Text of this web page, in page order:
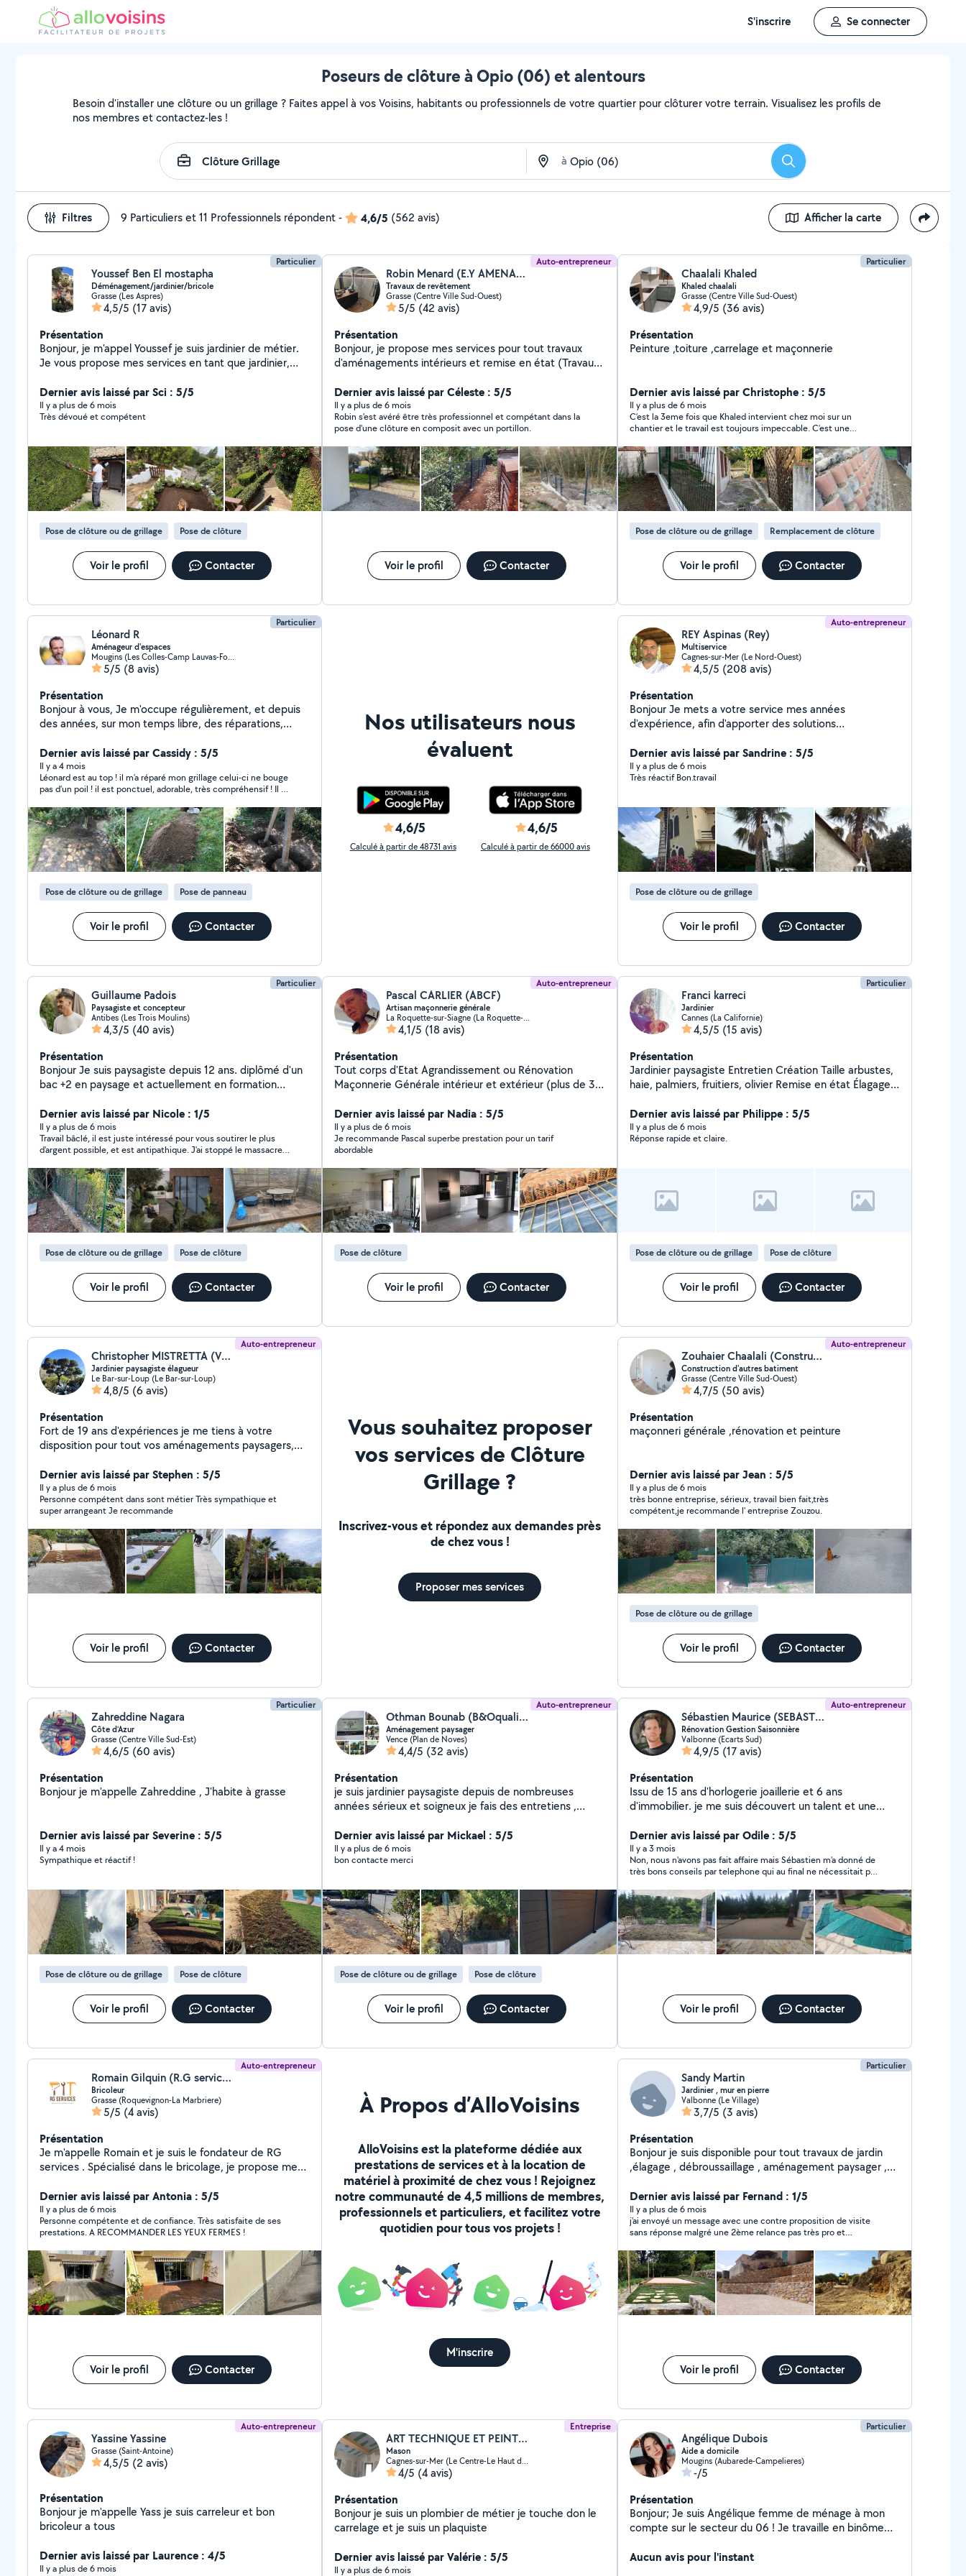
S'inscrire Se connecter
Poseurs de clôture à Opio (06) et alentours
Besoin d'installer une clôture ou un grillage ? Faites appel à vos Voisins, habitants ou professionnels de votre quartier pour clôturer votre terrain. Visualisez les profils de
nos membres et contactez-les !
à Rechercher
Filtres 9 Particuliers et 11 Professionnels répondent- 4,6/5 (562 avis) Afficher la carte
Particulier
Youssef Ben El mostapha
Déménagement/jardinier/bricole
Grasse (Les Aspres)
4,5/5 (17 avis)
Présentation
Bonjour, je m'appel Youssef je suis jardinier de métier.
Je vous propose mes services en tant que jardinier,
carrelage, montage de meuble, peinture
Dernier avis laissé par Sci : 5/5
Il y a plus de 6 mois
Très dévoué et compétent
Pose de clôture ou de grillage Pose de clôture
Voir le profil Contacter
Auto-entrepreneur
Robin Menard (E.Y AMENAGEMENT ET RENOVATION)
Travaux de revêtement
Grasse (Centre Ville Sud-Ouest)
5/5 (42 avis)
Présentation
Bonjour, je propose mes services pour tout travaux
d'aménagements intérieurs et remise en état (Travaux
et également je propose mes services pour
l'aménagement extérieur ( créations en maçonnerie:
clôture ,escalier, dalle, chape et leurs revêtements de
sols ).
Dernier avis laissé par Céleste : 5/5
Il y a plus de 6 mois
Robin s'est avéré être très professionnel et compétant dans la
pose d'une clôture en composit avec un portillon.
Voir le profil Contacter
Particulier
Chaalali Khaled
Khaled chaalali
Grasse (Centre Ville Sud-Ouest)
4,9/5 (36 avis)
Présentation
Peinture ,toiture ,carrelage et maçonnerie
Dernier avis laissé par Christophe : 5/5
Il y a plus de 6 mois
C’est la 3eme fois que Khaled intervient chez moi sur un
chantier et le travail est toujours impeccable. C’est une
toujours impeccable.
Pose de clôture ou de grillage Remplacement de clôture
Voir le profil Contacter
Particulier
Léonard R
Aménageur d'espaces
Mougins (Les Colles-Camp Lauvas-Font de l'Orme)
5/5 (8 avis)
Présentation
Bonjour à vous, Je m'occupe régulièrement, et depuis
des années, sur mon temps libre, des réparations,
famille et mes amis. Je suis véhiculé et outillé,
soigneux, rigoureux, et aussi à l'écoute de vos projets
plus artistiques. Je suis également très efficace au
jardin. Ma spécialité : le rangement et l'aménagement
pratique des espaces type atelier, garage,
dépendances. Mes compétences en aménagement et
bricolage ont été acquises tout au long de ma carrière
dans l'industrie cinématographique, qui réunit de
nombreux corps de métiers. La discipline et la
précision sont des valeurs indispensables à ces
professions. J'ai été amené a faire preuve
d'improvisation, d'ingéniosité, et à connaitre de
nombreuses techniques et différents matériaux. N.B :
Inscrit sur AlloVoisins depuis 2017, mon activité
proposer mes services. Merci de m'avoir lu, au plaisir de
Dernier avis laissé par Cassidy : 5/5
Il y a 4 mois
Léonard est au top ! il m’a réparé mon grillage celui-ci ne bouge
pas d’un poil ! il est ponctuel, adorable, très compréhensif ! Il a
et Léonard on se voit bientôt 😀😀😀
Pose de clôture ou de grillage Pose de panneau
Voir le profil Contacter
Nos utilisateurs nous
évaluent
4,6/5
Calculé à partir de 48731 avis
4,6/5
Calculé à partir de 66000 avis
Auto-entrepreneur
REY Aspinas (Rey)
Multiservice
Cagnes-sur-Mer (Le Nord-Ouest)
4,5/5 (208 avis)
Présentation
Bonjour Je mets a votre service mes années
d'expérience, afin d'apporter des solutions
Déplacement et devis gratuit Pour plus de
renseignement nous contacter
Dernier avis laissé par Sandrine : 5/5
Il y a plus de 6 mois
Très réactif Bon.travail
Pose de clôture ou de grillage
Voir le profil Contacter
Particulier
Guillaume Padois
Paysagiste et concepteur
Antibes (Les Trois Moulins)
4,3/5 (40 avis)
Présentation
Bonjour Je suis paysagiste depuis 12 ans. diplômé d'un
bac +2 en paysage et actuellement en formation
complet et manuel que ce soit en conception,
création, entretien ou encore montage de meuble en
kit. je suis sérieux, professionnel, ponctuel, soigneux,
travail de façons organisé. Je serrai ravi de vous aider.
Dernier avis laissé par Nicole : 1/5
Il y a plus de 6 mois
Travail bâclé, il est juste intéressé pour vous soutirer le plus
d'argent possible, et est antipathique. J'ai stoppé le massacre
Pose de clôture ou de grillage Pose de clôture
Voir le profil Contacter
Auto-entrepreneur
Pascal CARLIER (ABCF)
Artisan maçonnerie générale
La Roquette-sur-Siagne (La Roquette-sur-Siagne)
4,1/5 (18 avis)
Présentation
Tout corps d'Etat Agrandissement ou Rénovation
Maçonnerie Générale intérieur et extérieur (plus de 30
Dernier avis laissé par Nadia : 5/5
Il y a plus de 6 mois
Je recommande Pascal superbe prestation pour un tarif
abordable
Pose de clôture
Voir le profil Contacter
Particulier
Franci karreci
Jardinier
Cannes (La Californie)
4,5/5 (15 avis)
Présentation
Jardinier paysagiste Entretien Création Taille arbustes,
haie, palmiers, fruitiers, olivier Remise en état Élagage,
réparation, réglage, vérification ) Traitement palmiers
et phytosanitaires Bricoleur (connaissance en
plomberie, électricité, petite maçonnerie, des petits
Dernier avis laissé par Philippe : 5/5
Il y a plus de 6 mois
Réponse rapide et claire.
Pose de clôture ou de grillage Pose de clôture
Voir le profil Contacter
Auto-entrepreneur
Christopher MISTRETTA (VERT NATURE Christopher)
Jardinier paysagiste élagueur
Le Bar-sur-Loup (Le Bar-sur-Loup)
4,8/5 (6 avis)
Présentation
Fort de 19 ans d'expériences je me tiens à votre
disposition pour tout vos aménagements paysagers,
élagage, abattage, entretien.... Agrée au crédit
d'impôt. Nous pouvons convenir d'un rendez-vous et
voir ensemble vos envies (devis gratuit).
Dernier avis laissé par Stephen : 5/5
Il y a plus de 6 mois
Personne compétent dans sont métier Très sympathique et
super arrangeant Je recommande
Voir le profil Contacter
Vous souhaitez proposer
vos services de Clôture
Grillage ?
Inscrivez-vous et répondez aux demandes près
de chez vous !
Proposer mes services
Auto-entrepreneur
Zouhaier Chaalali (Construction D'autres Bâtiments)
Construction d'autres batiment
Grasse (Centre Ville Sud-Ouest)
4,7/5 (50 avis)
Présentation
maçonneri générale ,rénovation et peinture
Dernier avis laissé par Jean : 5/5
Il y a plus de 6 mois
très bonne entreprise, sérieux, travail bien fait,très
compétent,je recommande l' entreprise Zouzou.
Pose de clôture ou de grillage
Voir le profil Contacter
Particulier
Zahreddine Nagara
Côte d’Azur
Grasse (Centre Ville Sud-Est)
4,6/5 (60 avis)
Présentation
Bonjour je m'appelle Zahreddine , J'habite à grasse
Dernier avis laissé par Severine : 5/5
Il y a 4 mois
Sympathique et réactif !
Pose de clôture ou de grillage Pose de clôture
Voir le profil Contacter
Auto-entrepreneur
Othman Bounab (B&Oquality services)
Aménagement paysager
Vence (Plan de Noves)
4,4/5 (32 avis)
Présentation
je suis jardinier paysagiste depuis de nombreuses
années sérieux et soigneux je fais des entretiens ,
extérieurs ,pose et réparation de l arrosage
automatique, pose de gazon synthétique ou naturel,
pose de clôtures rigides ou souples , débroussaillage
maçonnerie , nettoyage haute pression Je possède l
agrément SAP service à la personne.
Dernier avis laissé par Mickael : 5/5
Il y a plus de 6 mois
bon contacte merci
Pose de clôture ou de grillage Pose de clôture
Voir le profil Contacter
Auto-entrepreneur
Sébastien Maurice (SEBASTIEN MAURICE)
Rénovation Gestion Saisonnière
Valbonne (Ecarts Sud)
4,9/5 (17 avis)
Présentation
Issu de 15 ans d'horlogerie joaillerie et 6 ans
d'immobilier. je me suis découvert un talent et une
mise en vente et la location saisonnière. j'ai donc créer
mon service de Rénovation, Vente et Gestion
Saisonnière, pour toutes les personnes, qui souhaitent
préserver leur patrimoine et en dégager des bénéfices
Contact 7.68.69.66.39
Dernier avis laissé par Odile : 5/5
Il y a 3 mois
Non, nous n'avons pas fait affaire mais Sébastien m'a donné de
très bons conseils par telephone qui au final ne nécessitait pas
honnête et ne cherche pas à intervenir absolument chez
quelqu'un si cela n'est pas vraiment utile. Et de plus il est très
agréable. Sympathique.
Voir le profil Contacter
Auto-entrepreneur
Romain Gilquin (R.G services)
Bricoleur
Grasse (Roquevignon-La Marbriere)
5/5 (4 avis)
Présentation
Je m'appelle Romain et je suis le fondateur de RG
services . Spécialisé dans le bricolage, je propose mes
de meubles, réparations, installations, petits travaux de
rénovation et bien plus encore. Avec mon expertise et
mon savoir-faire, je vous garantis un travail soigné,
rapide et efficace. Que vous soyez un particulier ou un
professionnel, je suis à votre disposition pour vous
apporter des solutions adaptées à vos besoins.
N'hésitez pas à me contacter pour un devis ou pour
discuter de votre
Dernier avis laissé par Antonia : 5/5
Il y a plus de 6 mois
Personne compétente et de confiance. Très satisfaite de ses
prestations. A RECOMMANDER LES YEUX FERMES !
Voir le profil Contacter
À Propos d’AlloVoisins
AlloVoisins est la plateforme dédiée aux
prestations de services et à la location de
matériel à proximité de chez vous ! Rejoignez
notre communauté de 4,5 millions de membres,
professionnels et particuliers, et facilitez votre
quotidien pour tous vos projets !
M'inscrire
Particulier
Sandy Martin
Jardinier , mur en pierre
Valbonne (Le Village)
3,7/5 (3 avis)
Présentation
Bonjour je suis disponible pour tout travaux de jardin
,élagage , débroussaillage , aménagement paysager ,
matériel nécessaire pour ces réalisations
Dernier avis laissé par Fernand : 1/5
Il y a plus de 6 mois
j'ai envoyé un message avec une contre proposition de visite
sans réponse malgré une 2ème relance pas très pro et
Voir le profil Contacter
Auto-entrepreneur
Yassine Yassine
Grasse (Saint-Antoine)
4,5/5 (2 avis)
Présentation
Bonjour je m'appelle Yass je suis carreleur et bon
bricoleur a tous
Dernier avis laissé par Laurence : 4/5
Il y a plus de 6 mois
Entreprise
ART TECHNIQUE ET PEINTURE
Mason
Cagnes-sur-Mer (Le Centre-Le Haut de Cagnes)
4/5 (4 avis)
Présentation
Bonjour je suis un plombier de métier je touche don le
carrelage et je suis un plaquiste
Dernier avis laissé par Valérie : 5/5
Il y a plus de 6 mois
Particulier
Angélique Dubois
Aide a domicile
Mougins (Aubarede-Campelieres)
-/5
Présentation
Bonjour; Je suis Angélique femme de ménage à mon
compte sur le secteur du 06 ! Je travaille en binôme
appartement, studio ... ( Véhiculé avec mon matériel )
Aucun avis pour l'instant